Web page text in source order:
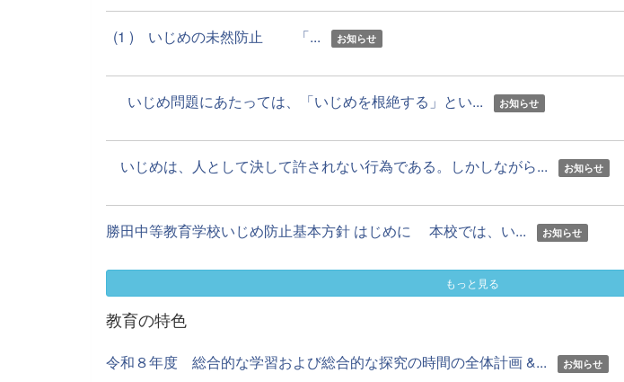
(1 ) いじめの未然防止 「... お知らせ
いじめ問題にあたっては、「いじめを根絶する」とい... お知らせ
いじめは、人として決して許されない行為である。しかしながら... お知らせ
勝田中等教育学校いじめ防止基本方針 はじめに 本校では、い... お知らせ
もっと見る
教育の特色
令和８年度 総合的な学習および総合的な探究の時間の全体計画 &... お知らせ